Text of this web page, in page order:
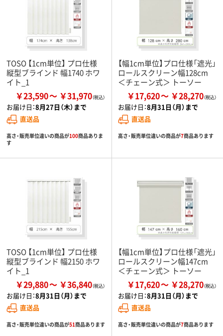
TOSO 【1cm単位】 プロ仕様
縦型ブラインド 幅1740 ホワ
イト_1
￥23,590 ￥31,970
お届け日：8月27日（木）まで
直送品
高さ・販売単位違いの商品が100商品ありま
す
【幅1cm単位】プロ仕様「遮光」
ロールスクリーン幅128cm
＜チェーン式＞ トーソー
￥17,620 ￥28,270
お届け日：8月31日（月）まで
直送品
高さ・販売単位違いの商品が7商品あります
TOSO 【1cm単位】 プロ仕様
縦型ブラインド 幅2150 ホワ
イト_1
￥29,880 ￥36,840
お届け日：8月31日（月）まで
直送品
高さ・販売単位違いの商品が51商品あります
【幅1cm単位】プロ仕様「遮光」
ロールスクリーン幅147cm
＜チェーン式＞ トーソー
￥17,620 ￥28,270
お届け日：8月31日（月）まで
直送品
高さ・販売単位違いの商品が7商品あります